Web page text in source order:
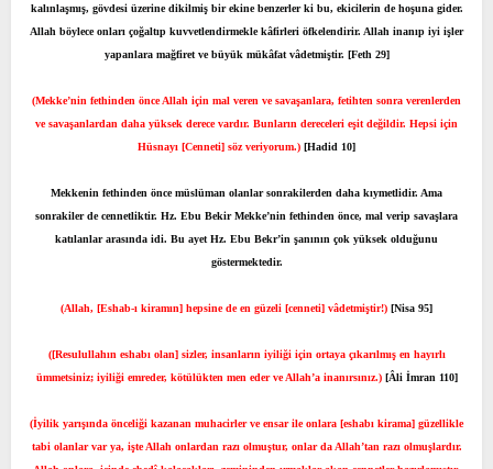
kalınlaşmış, gövdesi üzerine dikilmiş bir ekine benzerler ki bu, ekicilerin de hoşuna gider.
Allah böylece onları çoğaltıp kuvvetlendirmekle kâfirleri öfkelendirir. Allah inanıp iyi işler
yapanlara mağfiret ve büyük mükâfat vâdetmiştir. [Feth 29]
(Mekke’nin fethinden önce Allah için mal veren ve savaşanlara, fetihten sonra verenlerden
ve savaşanlardan daha yüksek derece vardır. Bunların dereceleri eşit değildir. Hepsi için
Hüsnayı [Cenneti] söz veriyorum.) [Hadid 10]
Mekkenin fethinden önce müslüman olanlar sonrakilerden daha kıymetlidir. Ama
sonrakiler de cennetliktir. Hz. Ebu Bekir Mekke’nin fethinden önce, mal verip savaşlara
katılanlar arasında idi. Bu ayet Hz. Ebu Bekr’in şanının çok yüksek olduğunu
göstermektedir.
(Allah, [Eshab-ı kiramın] hepsine de en güzeli [cenneti] vâdetmiştir!) [Nisa 95]
([Resulullahın eshabı olan] sizler, insanların iyiliği için ortaya çıkarılmış en hayırlı
ümmetsiniz; iyiliği emreder, kötülükten men eder ve Allah’a inanırsınız.)[Âli İmran 110]
(İyilik yarışında önceliği kazanan muhacirler ve ensar ile onlara [eshabı kirama] güzellikle
tabi olanlar var ya, işte Allah onlardan razı olmuştur, onlar da Allah’tan razı olmuşlardır.